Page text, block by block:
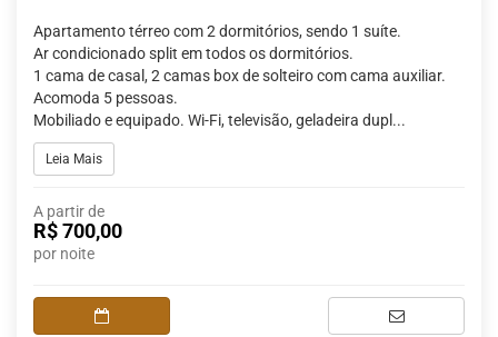
Apartamento térreo com 2 dormitórios, sendo 1 suíte.
Ar condicionado split em todos os dormitórios.
1 cama de casal, 2 camas box de solteiro com cama auxiliar.
Acomoda 5 pessoas.
Mobiliado e equipado. Wi-Fi, televisão, geladeira dupl...
Leia Mais
A partir de
R$ 700,00
por noite